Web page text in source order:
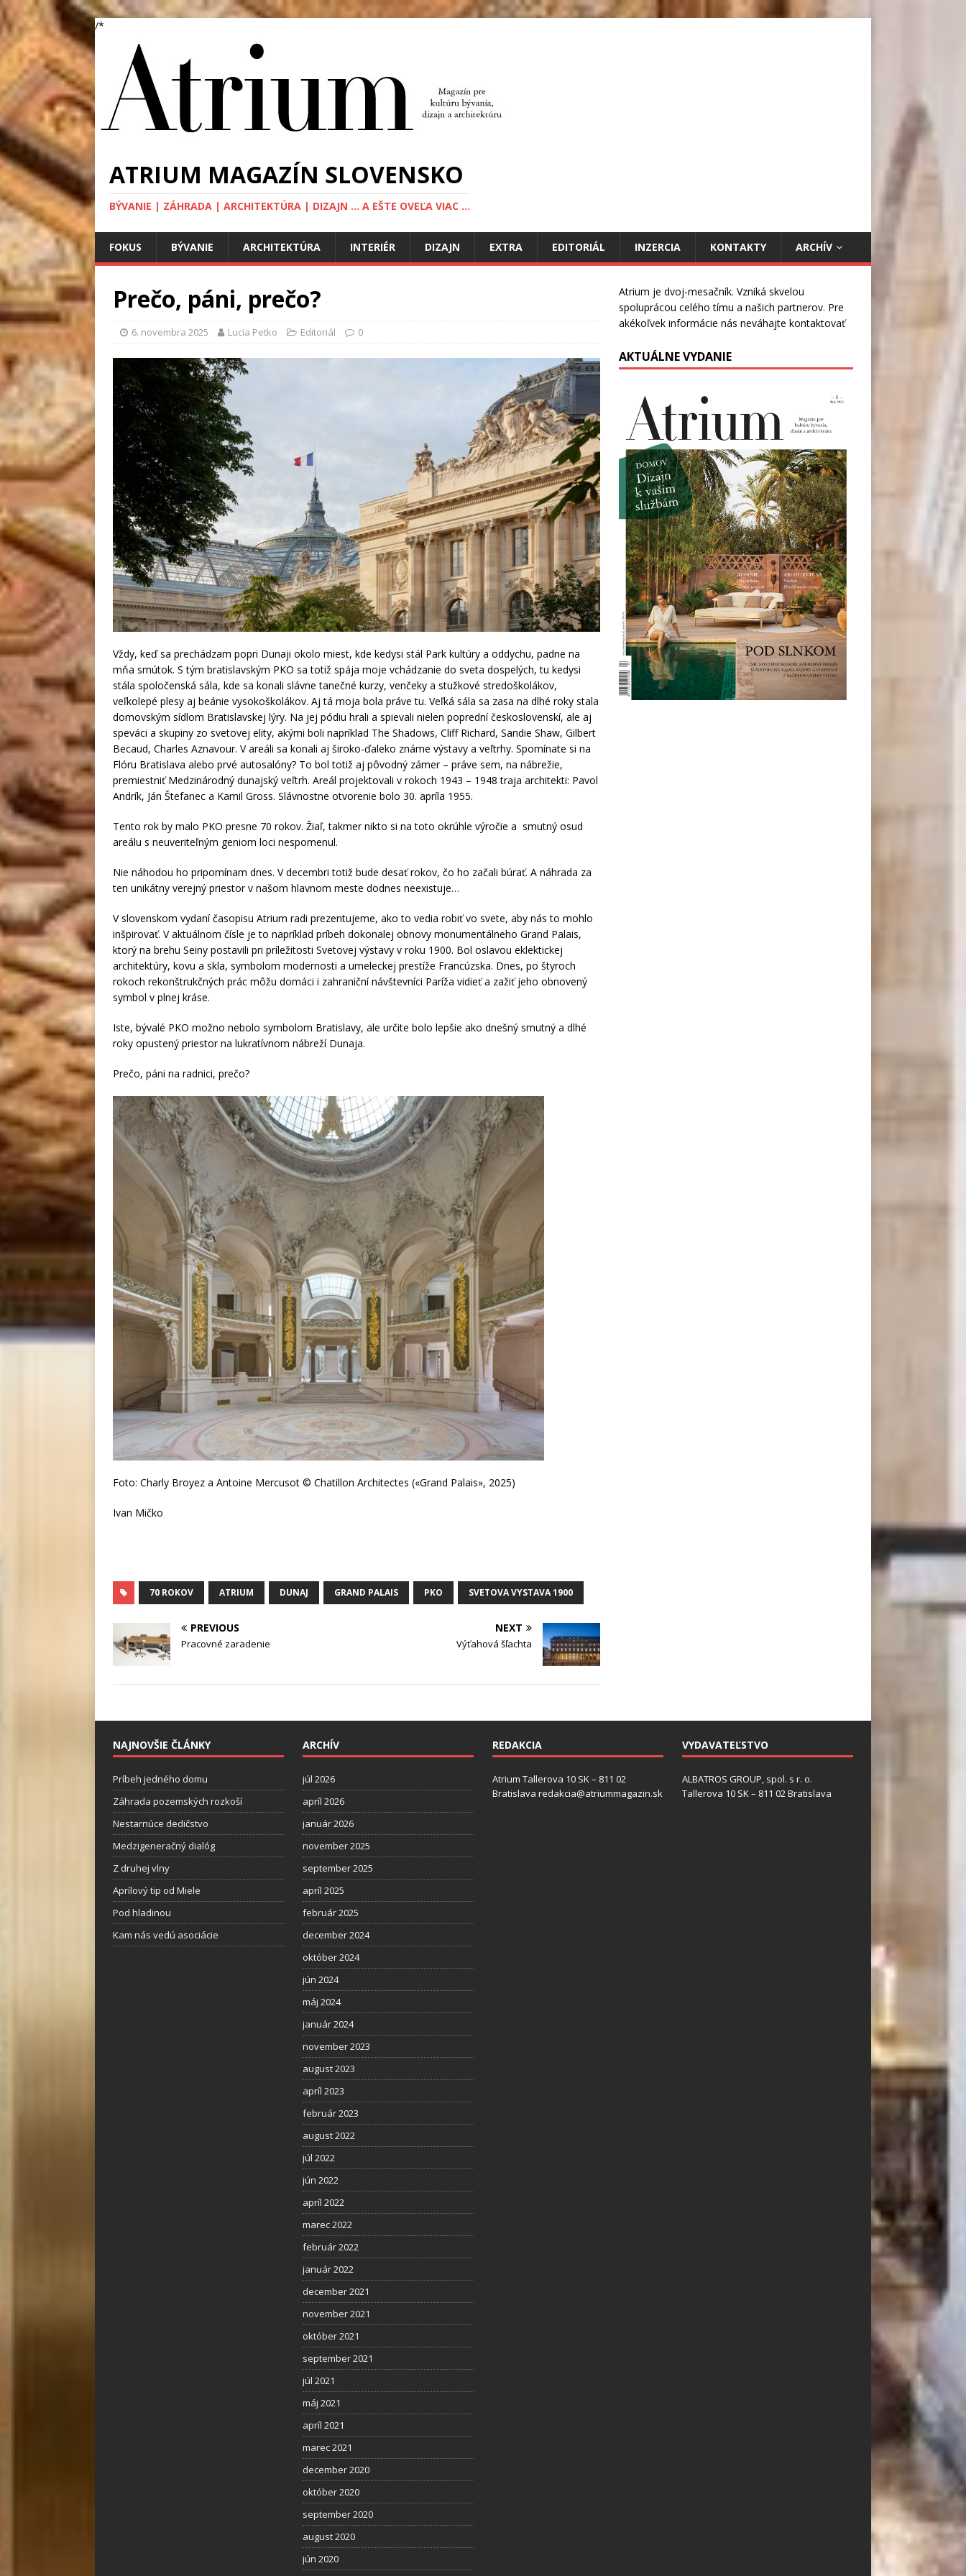
/*
ATRIUM MAGAZÍN SLOVENSKO
BÝVANIE | ZÁHRADA | ARCHITEKTÚRA | DIZAJN ... A EŠTE OVEĽA VIAC ...
FOKUS BÝVANIE ARCHITEKTÚRA INTERIÉR DIZAJN EXTRA EDITORIÁL INZERCIA KONTAKTY ARCHÍV
Prečo, páni, prečo?
6. novembra 2025 Lucia Petko Editoriál 0
Vždy, keď sa prechádzam popri Dunaji okolo miest, kde kedysi stál Park kultúry a oddychu, padne na
mňa smútok. S tým bratislavským PKO sa totiž spája moje vchádzanie do sveta dospelých, tu kedysi
stála spoločenská sála, kde sa konali slávne tanečné kurzy, venčeky a stužkové stredoškolákov,
veľkolepé plesy aj beánie vysokoškolákov. Aj tá moja bola práve tu. Veľká sála sa zasa na dlhé roky stala
domovským sídlom Bratislavskej lýry. Na jej pódiu hrali a spievali nielen poprední československí, ale aj
speváci a skupiny zo svetovej elity, akými boli napríklad The Shadows, Cliff Richard, Sandie Shaw, Gilbert
Becaud, Charles Aznavour. V areáli sa konali aj široko-ďaleko známe výstavy a veľtrhy. Spomínate si na
Flóru Bratislava alebo prvé autosalóny? To bol totiž aj pôvodný zámer – práve sem, na nábrežie,
premiestniť Medzinárodný dunajský veľtrh. Areál projektovali v rokoch 1943 – 1948 traja architekti: Pavol
Andrík, Ján Štefanec a Kamil Gross. Slávnostne otvorenie bolo 30. apríla 1955.
Tento rok by malo PKO presne 70 rokov. Žiaľ, takmer nikto si na toto okrúhle výročie a smutný osud
areálu s neuveriteľným geniom loci nespomenul.
Nie náhodou ho pripomínam dnes. V decembri totiž bude desať rokov, čo ho začali búrať. A náhrada za
ten unikátny verejný priestor v našom hlavnom meste dodnes neexistuje…
V slovenskom vydaní časopisu Atrium radi prezentujeme, ako to vedia robiť vo svete, aby nás to mohlo
inšpirovať. V aktuálnom čísle je to napríklad príbeh dokonalej obnovy monumentálneho Grand Palais,
ktorý na brehu Seiny postavili pri príležitosti Svetovej výstavy v roku 1900. Bol oslavou eklektickej
architektúry, kovu a skla, symbolom modernosti a umeleckej prestíže Francúzska. Dnes, po štyroch
rokoch rekonštrukčných prác môžu domáci i zahraniční návštevníci Paríža vidieť a zažiť jeho obnovený
symbol v plnej kráse.
Iste, bývalé PKO možno nebolo symbolom Bratislavy, ale určite bolo lepšie ako dnešný smutný a dlhé
roky opustený priestor na lukratívnom nábreží Dunaja.
Prečo, páni na radnici, prečo?
Foto: Charly Broyez a Antoine Mercusot © Chatillon Architectes («Grand Palais», 2025)
Ivan Mičko
70 ROKOV ATRIUM DUNAJ GRAND PALAIS PKO SVETOVA VYSTAVA 1900
PREVIOUS
Pracovné zaradenie
NEXT
Výťahová šľachta
Atrium je dvoj-mesačník. Vzniká skvelou
spoluprácou celého tímu a našich partnerov. Pre
akékoľvek informácie nás neváhajte kontaktovať
AKTUÁLNE VYDANIE
NAJNOVŠIE ČLÁNKY
Príbeh jedného domu
Záhrada pozemských rozkoší
Nestarnúce dedičstvo
Medzigeneračný dialóg
Z druhej vlny
Aprílový tip od Miele
Pod hladinou
Kam nás vedú asociácie
ARCHÍV
júl 2026
apríl 2026
január 2026
november 2025
september 2025
apríl 2025
február 2025
december 2024
október 2024
jún 2024
máj 2024
január 2024
november 2023
august 2023
apríl 2023
február 2023
august 2022
júl 2022
jún 2022
apríl 2022
marec 2022
február 2022
január 2022
december 2021
november 2021
október 2021
september 2021
júl 2021
máj 2021
apríl 2021
marec 2021
december 2020
október 2020
september 2020
august 2020
jún 2020
REDAKCIA
Atrium Tallerova 10 SK – 811 02
Bratislava redakcia@atriummagazin.sk
VYDAVATEĽSTVO
ALBATROS GROUP, spol. s r. o.
Tallerova 10 SK – 811 02 Bratislava